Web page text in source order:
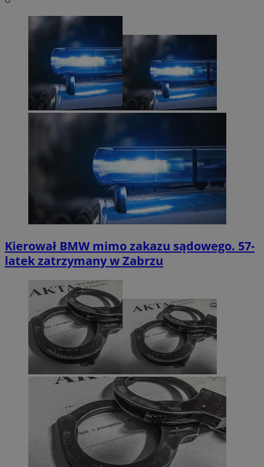
Kierował BMW mimo zakazu sądowego. 57-
latek zatrzymany w Zabrzu